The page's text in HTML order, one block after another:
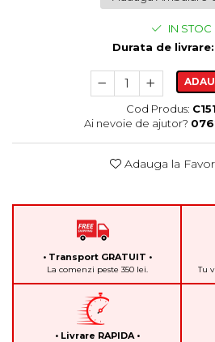
IN STOC
Durata de livrare:
Cod Produs:
Ai nevoie de ajutor?
Adauga la
• Transport GRATUIT •
La comenzi peste 350 lei. Tu
• Livrare RAPIDA •